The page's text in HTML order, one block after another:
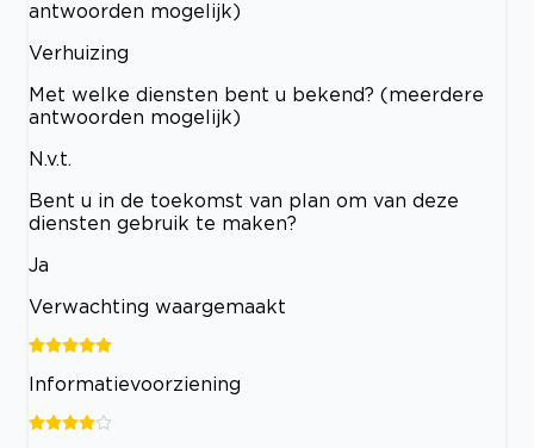
antwoorden mogelijk)
Verhuizing
Met welke diensten bent u bekend? (meerdere
antwoorden mogelijk)
N.v.t.
Bent u in de toekomst van plan om van deze
diensten gebruik te maken?
Ja
Verwachting waargemaakt
Informatievoorziening